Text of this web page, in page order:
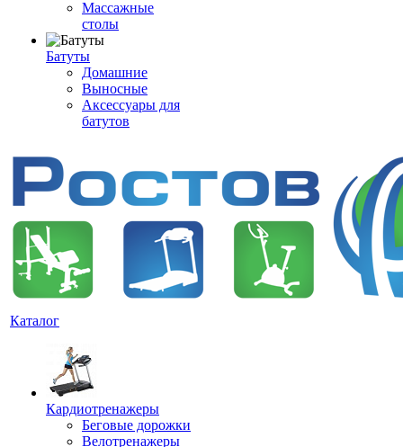
Массажные
столы
Батуты
Домашние
Выносные
Аксессуары для
батутов
Каталог
Кардиотренажеры
Беговые дорожки
Велотренажеры